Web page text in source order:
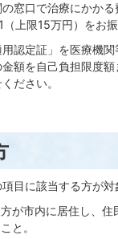
窓口で治療にかか
上限15万円）をお振
認定証」を医療機
額を自己負担限度
ださい。
目に該当する方が対
が市内に居住し、
と。